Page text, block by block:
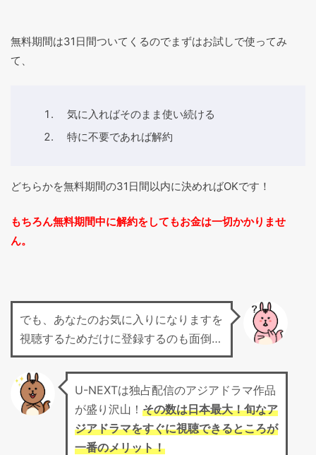
無料期間は31日間ついてくるのでまずはお試しで使ってみ
て、
気に入ればそのまま使い続ける
特に不要であれば解約
どちらかを無料期間の31日間以内に決めればOKです！
もちろん無料期間中に解約をしてもお金は一切かかりませ
ん。
でも、あなたのお気に入りになりますを
視聴するためだけに登録するのも面倒…
U-NEXTは独占配信のアジアドラマ作品
が盛り沢山！ その数は日本最大！旬なア
ジアドラマをすぐに視聴できるところが
一番のメリット！